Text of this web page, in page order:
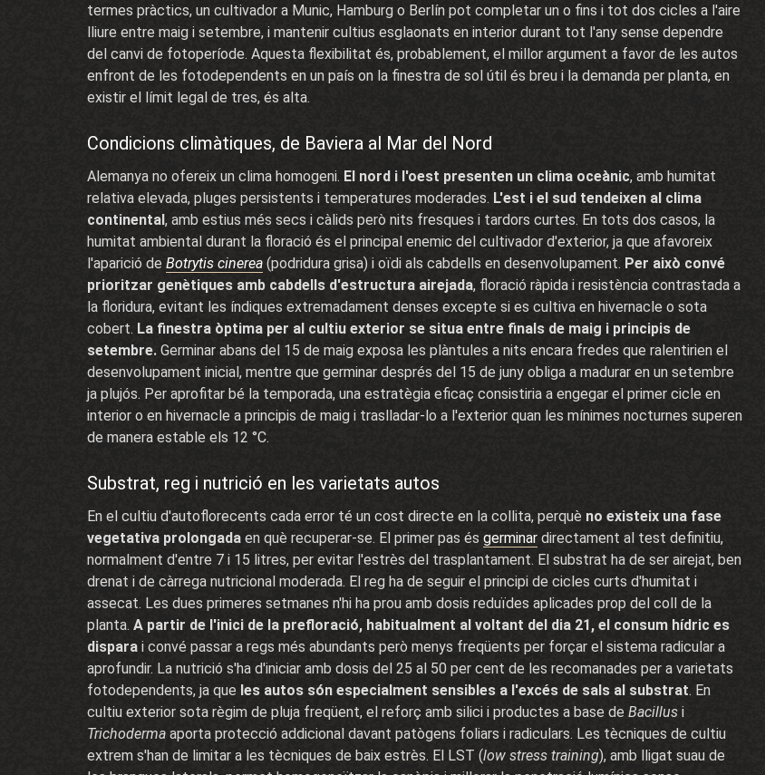
termes pràctics, un cultivador a Munic, Hamburg o Berlín pot completar un o fins i tot dos cicles a l'aire
lliure entre maig i setembre, i mantenir cultius esglaonats en interior durant tot l'any sense dependre
del canvi de fotoperíode. Aquesta flexibilitat és, probablement, el millor argument a favor de les autos
enfront de les fotodependents en un país on la finestra de sol útil és breu i la demanda per planta, en
existir el límit legal de tres, és alta.
Condicions climàtiques, de Baviera al Mar del Nord
Alemanya no ofereix un clima homogeni. El nord i l'oest presenten un clima oceànic, amb humitat
relativa elevada, pluges persistents i temperatures moderades. L'est i el sud tendeixen al clima
continental, amb estius més secs i càlids però nits fresques i tardors curtes. En tots dos casos, la
humitat ambiental durant la floració és el principal enemic del cultivador d'exterior, ja que afavoreix
l'aparició de Botrytis cinerea (podridura grisa) i oïdi als cabdells en desenvolupament. Per això convé
prioritzar genètiques amb cabdells d'estructura airejada, floració ràpida i resistència contrastada a
la floridura, evitant les índiques extremadament denses excepte si es cultiva en hivernacle o sota
cobert. La finestra òptima per al cultiu exterior se situa entre finals de maig i principis de
setembre. Germinar abans del 15 de maig exposa les plàntules a nits encara fredes que ralentirien el
desenvolupament inicial, mentre que germinar després del 15 de juny obliga a madurar en un setembre
ja plujós. Per aprofitar bé la temporada, una estratègia eficaç consistiria a engegar el primer cicle en
interior o en hivernacle a principis de maig i traslladar-lo a l'exterior quan les mínimes nocturnes superen
de manera estable els 12 °C.
Substrat, reg i nutrició en les varietats autos
En el cultiu d'autoflorecents cada error té un cost directe en la collita, perquè no existeix una fase
vegetativa prolongada en què recuperar-se. El primer pas és germinar directament al test definitiu,
normalment d'entre 7 i 15 litres, per evitar l'estrès del trasplantament. El substrat ha de ser airejat, ben
drenat i de càrrega nutricional moderada. El reg ha de seguir el principi de cicles curts d'humitat i
assecat. Les dues primeres setmanes n'hi ha prou amb dosis reduïdes aplicades prop del coll de la
planta. A partir de l'inici de la prefloració, habitualment al voltant del dia 21, el consum hídric es
dispara i convé passar a regs més abundants però menys freqüents per forçar el sistema radicular a
aprofundir. La nutrició s'ha d'iniciar amb dosis del 25 al 50 per cent de les recomanades per a varietats
fotodependents, ja que les autos són especialment sensibles a l'excés de sals al substrat. En
cultiu exterior sota règim de pluja freqüent, el reforç amb silici i productes a base de Bacillus i
Trichoderma aporta protecció addicional davant patògens foliars i radiculars. Les tècniques de cultiu
extrem s'han de limitar a les tècniques de baix estrès. El LST (low stress training), amb lligat suau de